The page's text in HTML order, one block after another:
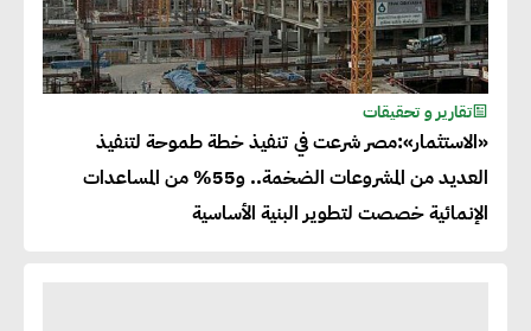
تقارير و تحقيقات
«الاستثمار»:مصر شرعت في تنفيذ خطة طموحة لتنفيذ
العديد من المشروعات الضخمة.. و55% من المساعدات
الإنمائية خصصت لتطوير البنية الأساسية